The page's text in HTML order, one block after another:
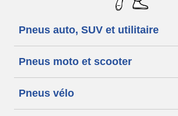
Pneus auto, SUV et utilitaire
Pneus moto et scooter
Pneus vélo